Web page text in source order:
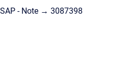
SAP - Note → 3087398